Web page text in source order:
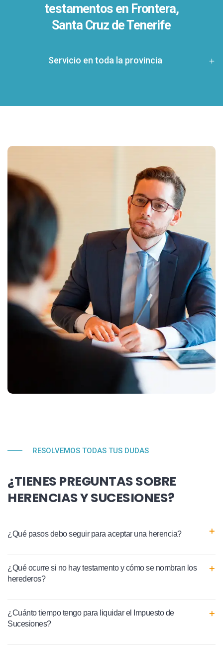
testamentos en Frontera,
Santa Cruz de Tenerife
Servicio en toda la provincia
RESOLVEMOS TODAS TUS DUDAS
¿TIENES PREGUNTAS SOBRE
HERENCIAS Y SUCESIONES?
¿Qué pasos debo seguir para aceptar una herencia?
¿Qué ocurre si no hay testamento y cómo se nombran los
herederos?
¿Cuánto tiempo tengo para liquidar el Impuesto de
Sucesiones?